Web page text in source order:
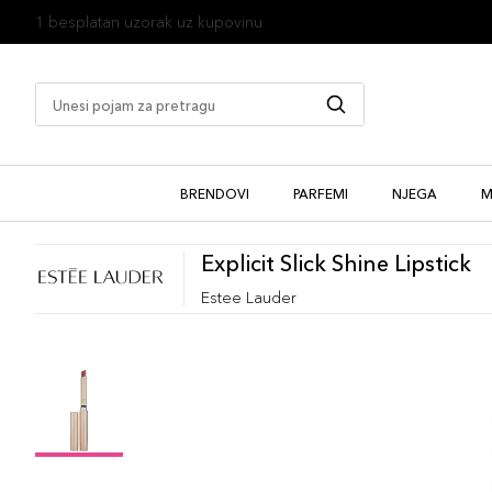
1 besplatan uzorak uz kupovinu
BRENDOVI PARFEMI NJEGA
Explicit Slick Shine Lipstick
Estee Lauder